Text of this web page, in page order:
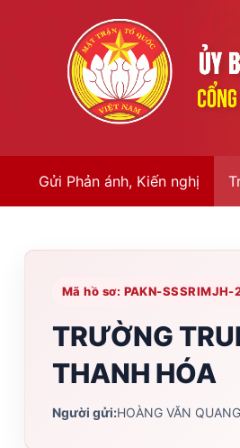
Gửi Phản ánh, Kiến nghị
Mã hồ sơ: PAKN-
TRƯỜNG
THANH HÓA
Người gửi:HOÀNG VĂN QUANG